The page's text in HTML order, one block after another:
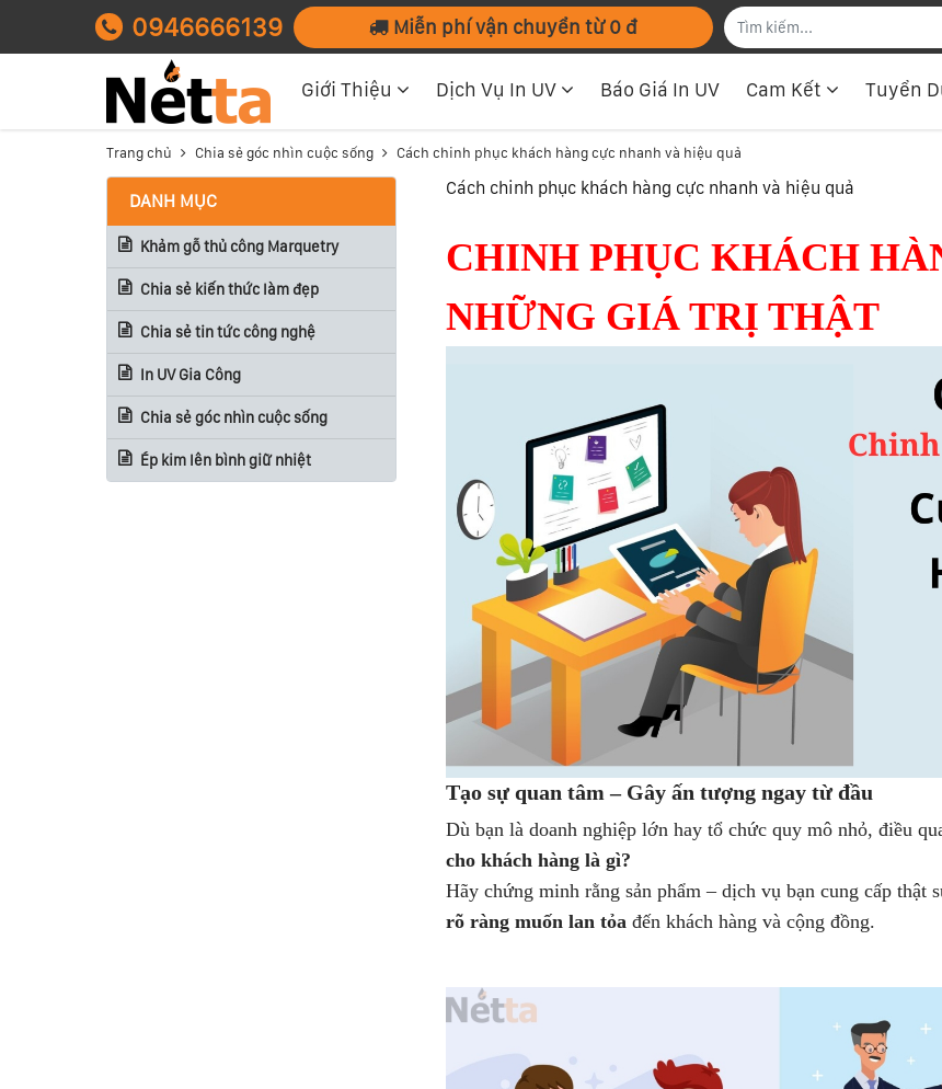
0946666139 Miễn phí vận chuyển từ 0 đ
Giới Thiệu Dịch Vụ In UV Báo Giá In UV Cam Kết Tuyển
Trang chủ Chia sẻ góc nhìn cuộc sống Cách chinh phục khách hàng cực nhanh và hiệu quả
DANH MỤC
Khảm gỗ thủ công Marquetry
Chia sẻ kiến thức làm đẹp
Chia sẻ tin tức công nghệ
In UV Gia Công
Chia sẻ góc nhìn cuộc sống
Ép kim lên bình giữ nhiệt
Cách chinh phục khách hàng cực nhanh và hiệu quả
CHINH PHỤC KHÁCH
NHỮNG GIÁ TRỊ THẬT
Tạo sự quan tâm – Gây ấn tượng ngay từ đầu
Dù bạn là doanh nghiệp lớn hay tổ chức quy mô nhỏ, điều
cho khách hàng là gì?
Hãy chứng minh rằng sản phẩm – dịch vụ bạn cung cấp thật
rõ ràng muốn lan tỏa đến khách hàng và cộng đồng.